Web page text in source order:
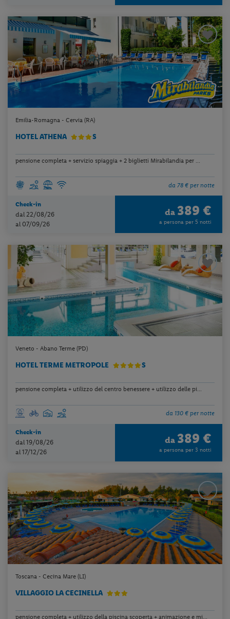
Emilia-Romagna - Cervia (RA)
HOTEL ATHENA S
pensione completa + servizio spiaggia + 2 biglietti Mirabilandia per ...
da 78 € per notte
Check-in
dal 22/08/26
al 07/09/26
da 389 €
a persona per 5 notti
Veneto - Abano Terme (PD)
HOTEL TERME METROPOLE S
pensione completa + utilizzo del centro benessere + utilizzo delle pi...
da 130 € per notte
Check-in
dal 19/08/26
al 17/12/26
da 389 €
a persona per 3 notti
Toscana - Cecina Mare (LI)
VILLAGGIO LA CECINELLA
pensione completa + utilizzo della piscina scoperta + animazione e mi...